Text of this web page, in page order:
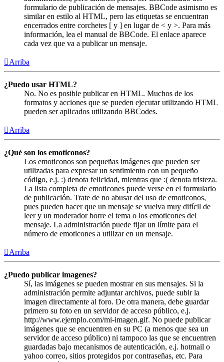
formulario de publicación de mensajes. BBCode asimismo es
similar en estilo al HTML, pero las etiquetas se encuentran
encerrados entre corchetes [ y ] en lugar de < y >. Para más
información, lea el manual de BBCode. El enlace aparece
cada vez que va a publicar un mensaje.
Arriba
¿Puedo usar HTML?
No. No es posible publicar en HTML. Muchos de los
formatos y acciones que se pueden ejecutar utilizando HTML
pueden ser aplicados utilizando BBCodes.
Arriba
¿Qué son los emoticonos?
Los emoticonos son pequeñas imágenes que pueden ser
utilizadas para expresar un sentimiento con un pequeño
código, e.j. :) denota felicidad, mientras que :( denota tristeza.
La lista completa de emoticones puede verse en el formulario
de publicación. Trate de no abusar del uso de emoticonos,
pues pueden hacer que un mensaje se vuelva muy difícil de
leer y un moderador borre el tema o los emoticones del
mensaje. La administración puede fijar un límite para el
número de emoticones a utilizar en un mensaje.
Arriba
¿Puedo publicar imagenes?
Sí, las imágenes se pueden mostrar en sus mensajes. Si la
administración permite adjuntar archivos, puede subir la
imagen directamente al foro. De otra manera, debe guardar
primero su foto en un servidor de acceso público, e.j.
http://www.ejemplo.com/mi-imagen.gif. No puede publicar
imágenes que se encuentren en su PC (a menos que sea un
servidor de acceso público) ni tampoco las que se encuentren
guardadas bajo mecanismos de autenticación, e.j. hotmail o
yahoo correo, sitios protegidos por contraseñas, etc. Para